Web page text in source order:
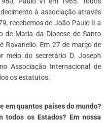
à associação através
recebemos de João Paulo II a
de Maria da Diocese de Santo
Ravanello. Em 27 de março de
meio do secretário D. Joseph
Associação Internacional de
os estatutos.
em quantos países do mundo?
todos os Estados? Em nossa